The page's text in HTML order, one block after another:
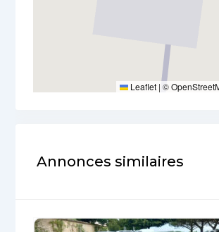
Leaflet | ©
Annonces similaires